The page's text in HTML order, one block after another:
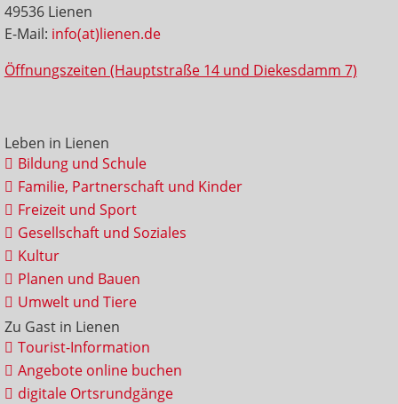
49536 Lienen
E-Mail: info(at)lienen.de
Öffnungszeiten (Hauptstraße 14 und Diekesdamm 7)
Leben in Lienen
Bildung und Schule
Familie, Partnerschaft und Kinder
Freizeit und Sport
Gesellschaft und Soziales
Kultur
Planen und Bauen
Umwelt und Tiere
Zu Gast in Lienen
Tourist-Information
Angebote online buchen
digitale Ortsrundgänge